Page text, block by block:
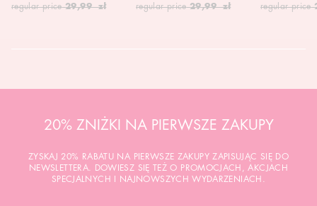
regular price 29,99 zł
regular price 29,99 zł
regular price
20% ZNIŻKI NA PIERWSZE ZAKUPY
ZYSKAJ 20% RABATU NA PIERWSZE ZAKUPY ZAPISUJĄC SIĘ DO
NEWSLETTERA. DOWIESZ SIĘ TEŻ O PROMOCJACH, AKCJACH
SPECJALNYCH I NAJNOWSZYCH WYDARZENIACH.